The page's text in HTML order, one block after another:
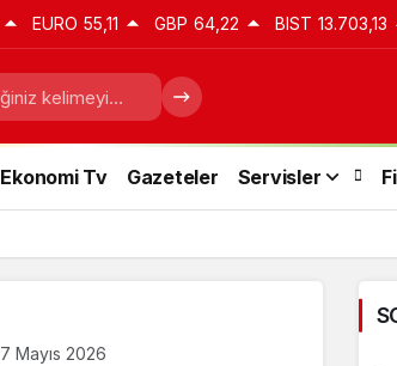
EURO 55,11 GBP 64,22 BIST 13.703,13
Ekonomi Tv Gazeteler Servisler
Mayıs 2026